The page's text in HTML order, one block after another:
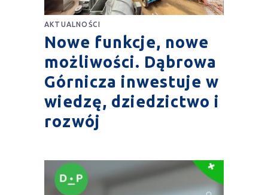
AKTUALNOŚCI
Nowe funkcje, nowe
możliwości. Dąbrowa
Górnicza inwestuje w
wiedzę, dziedzictwo i
rozwój